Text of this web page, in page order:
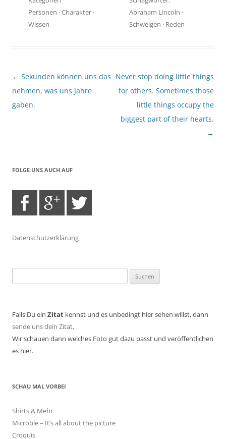
Personen ·Charakter ·
Wissen
Abraham Lincoln ·
Schweigen · Reden
Beitragsnavigation
← Sekunden können uns das
nehmen, was uns Jahre
gaben.
Never stop doing little things
for others. Sometimes those
little things occupy the
biggest part of their hearts.
→
FOLGE UNS AUCH AUF
Datenschutzerklärung
nach:
Falls Du ein Zitat kennst und es unbedingt hier sehen willst, dann
sende uns dein Zitat.
Wir schauen dann welches Foto gut dazu passt und veröffentlichen
es hier.
SCHAU MAL VORBEI
Shirts & Mehr
Microble – It’s all about the picture
Croquis